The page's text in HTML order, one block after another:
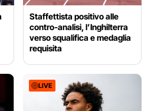
Staffettista positivo alle
contro-analisi, l’Inghilterra
verso squalifica e medaglia
requisita
LIVE